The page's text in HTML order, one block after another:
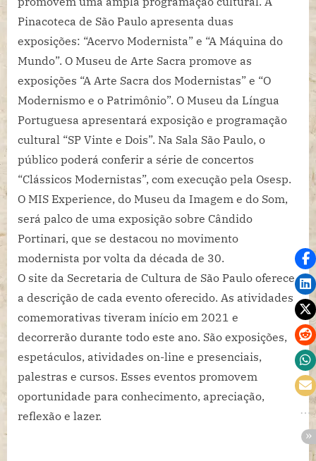
Pinacoteca de São Paulo apresenta duas
exposições: “Acervo Modernista” e “A Máquina do
Mundo”. O Museu de Arte Sacra promove as
exposições “A Arte Sacra dos Modernistas” e “O
Modernismo e o Patrimônio”. O Museu da Língua
Portuguesa apresentará exposição e programação
cultural “SP Vinte e Dois”. Na Sala São Paulo, o
público poderá conferir a série de concertos
“Clássicos Modernistas”, com execução pela Osesp.
O MIS Experience, do Museu da Imagem e do Som,
será palco de uma exposição sobre Cândido
Portinari, que se destacou no movimento
modernista por volta da década de 30.
O site da Secretaria de Cultura de São Paulo oferece
a descrição de cada evento oferecido. As atividades
comemorativas tiveram início em 2021 e
decorrerão durante todo este ano. São exposições,
espetáculos, atividades on-line e presenciais,
palestras e cursos. Esses eventos promovem
oportunidade para conhecimento, apreciação,
reflexão e lazer.